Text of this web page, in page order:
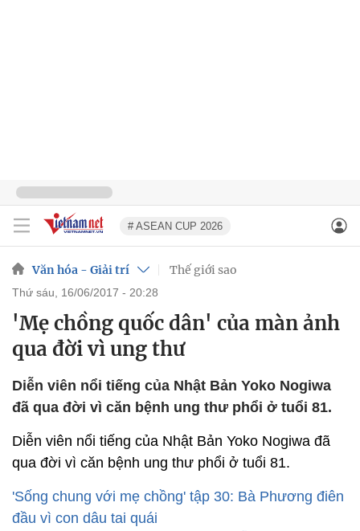
# ASEAN CUP 2026
Văn hóa - Giải trí Thế giới sao
thứ sáu, 16/06/2017 - 20:28
'Mẹ chồng quốc dân' của màn ảnh
qua đời vì ung thư
Diễn viên nổi tiếng của Nhật Bản Yoko Nogiwa
đã qua đời vì căn bệnh ung thư phổi ở tuổi 81.
Diễn viên nổi tiếng của Nhật Bản Yoko Nogiwa đã
qua đời vì căn bệnh ung thư phổi ở tuổi 81.
'Sống chung với mẹ chồng' tập 30: Bà Phương điên
đầu vì con dâu tai quái